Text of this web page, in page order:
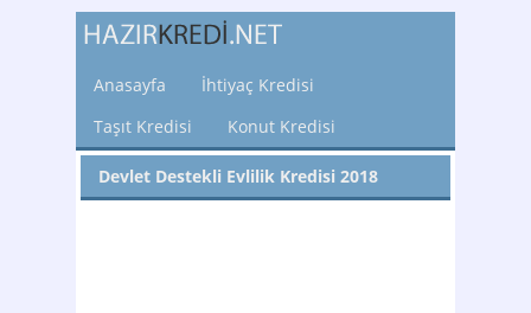
Anasayfa
İhtiyaç Kredisi
Taşıt Kredisi
Konut Kredisi
Devlet Destekli Evlilik Kredisi 2018